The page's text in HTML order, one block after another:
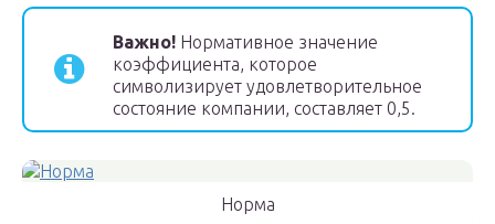
Важно! Нормативное значение
коэффициента, которое
символизирует удовлетворительное
состояние компании, составляет 0,5.
Норма